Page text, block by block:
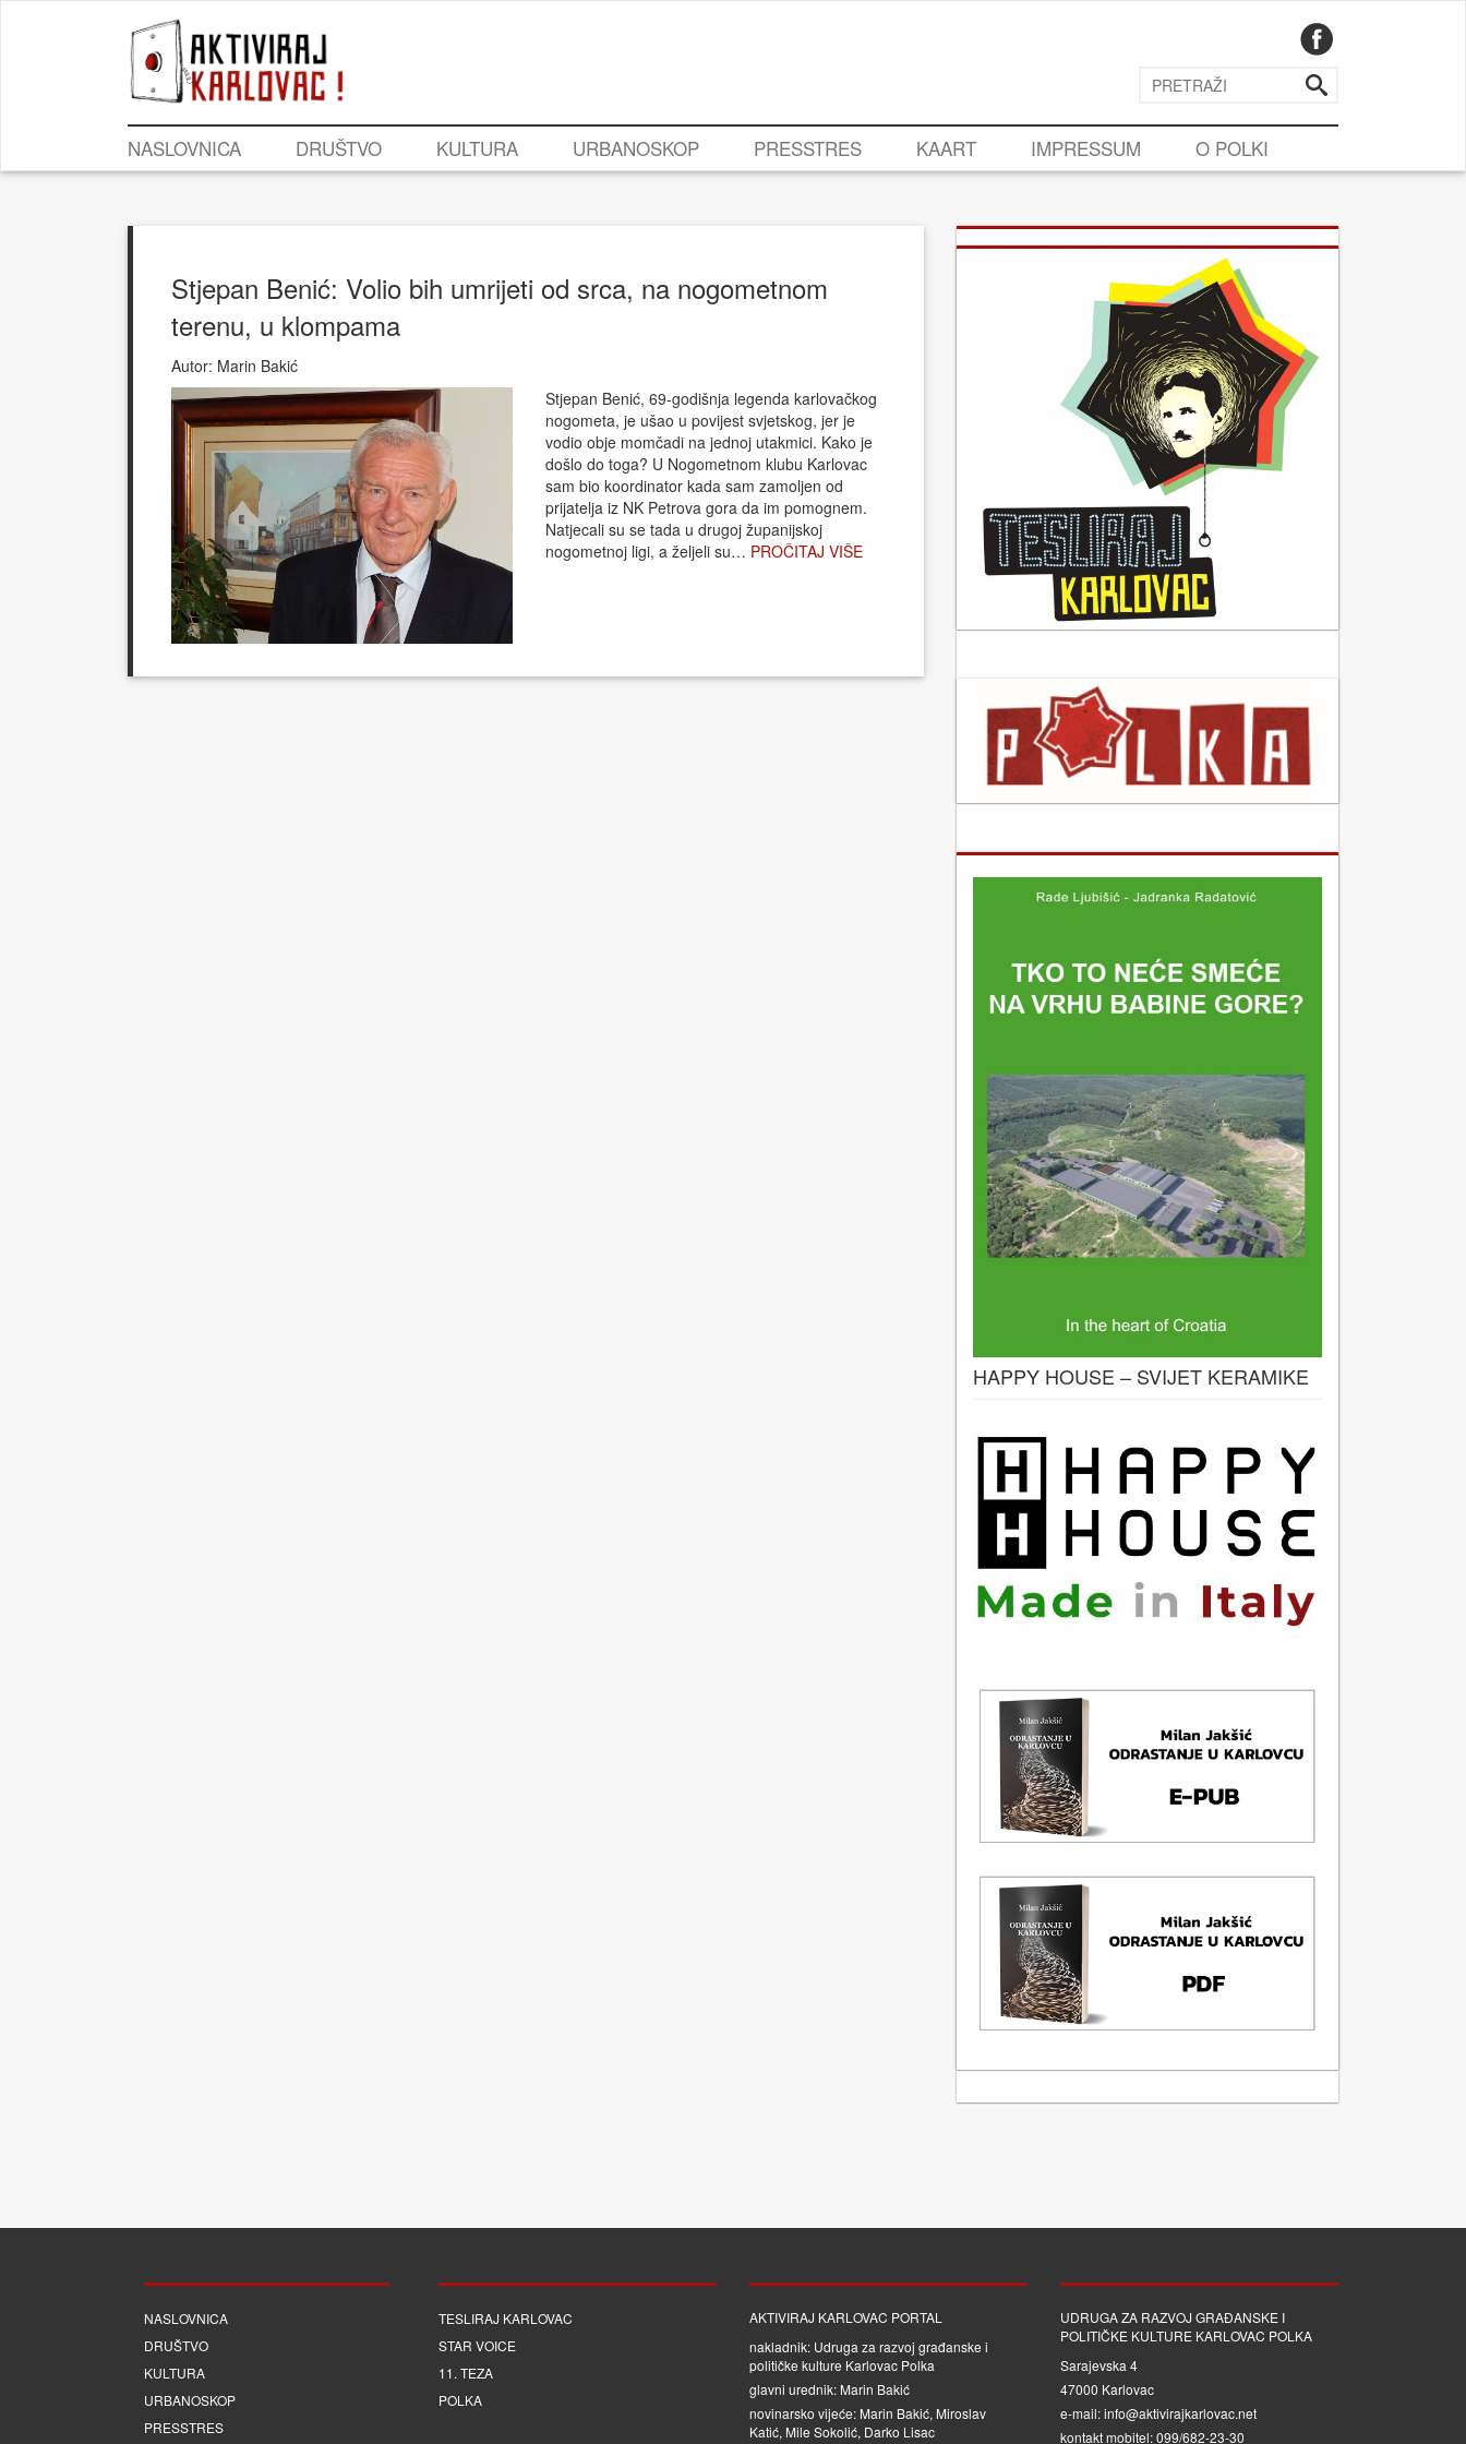
NASLOVNICA DRUŠTVO KULTURA URBANOSKOP PRESSTRES KAART IMPRESSUM O POLKI
Stjepan Benić: Volio bih umrijeti od srca, na nogometnom
terenu, u klompama
Autor: Marin Bakić
Stjepan Benić, 69-godišnja legenda karlovačkog
nogometa, je ušao u povijest svjetskog, jer je
vodio obje momčadi na jednoj utakmici. Kako je
došlo do toga? U Nogometnom klubu Karlovac
sam bio koordinator kada sam zamoljen od
prijatelja iz NK Petrova gora da im pomognem.
Natjecali su se tada u drugoj županijskoj
nogometnoj ligi, a željeli su… PROČITAJ VIŠE
HAPPY HOUSE – SVIJET KERAMIKE
NASLOVNICA
DRUŠTVO
KULTURA
URBANOSKOP
PRESSTRES
TESLIRAJ KARLOVAC
STAR VOICE
11. TEZA
POLKA
AKTIVIRAJ KARLOVAC PORTAL
nakladnik: Udruga za razvoj građanske i
političke kulture Karlovac Polka
glavni urednik: Marin Bakić
novinarsko vijeće: Marin Bakić, Miroslav
Katić, Mile Sokolić, Darko Lisac
UDRUGA ZA RAZVOJ GRAĐANSKE I
POLITIČKE KULTURE KARLOVAC POLKA
Sarajevska 4
47000 Karlovac
e-mail: info@aktivirajkarlovac.net
kontakt mobitel: 099/682-23-30